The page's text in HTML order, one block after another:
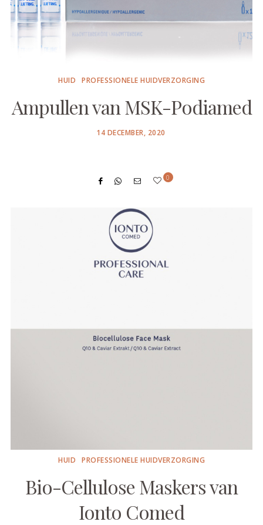
HUID PROFESSIONELE HUIDVERZORGING
Ampullen van MSK-Podiamed
POSTED
14 DECEMBER, 2020
0
HUID PROFESSIONELE HUIDVERZORGING
Bio-Cellulose Maskers van
Ionto Comed